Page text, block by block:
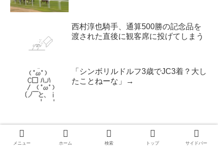
西村淳也騎手、通算500勝の記念品を
渡された直後に観客席に投げてしまう
「シンボリルドルフ3歳でJC3着？大し
たことねーな」→
ホーム 競走馬
メニュー ホーム 検索 トップ サイドバー